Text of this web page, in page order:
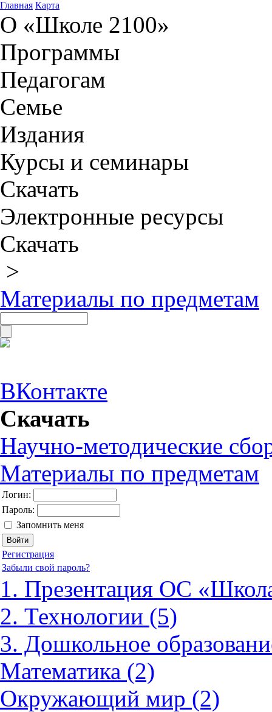
Главная Карта
О «Школе 2100»
Программы
Педагогам
Семье
Издания
Курсы и семинары
Скачать
Электронные ресурсы
Скачать
>
Материалы по предметам
ВКонтакте
Скачать
Научно-методические
Материалы по предметам
Логин:
Пароль:
Запомнить меня
Регистрация
Забыли свой пароль?
1. Презентация ОС
2. Технологии (5)
3. Дошкольное
Математика (2)
Окружающий мир (2)